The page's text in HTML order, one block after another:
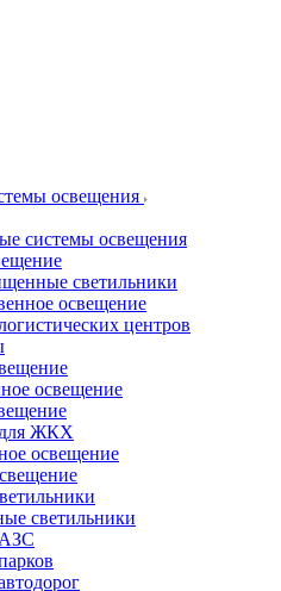
освещения
системы освещения
светильники
освещение
центров
освещение
ЖКХ
освещение
светильники